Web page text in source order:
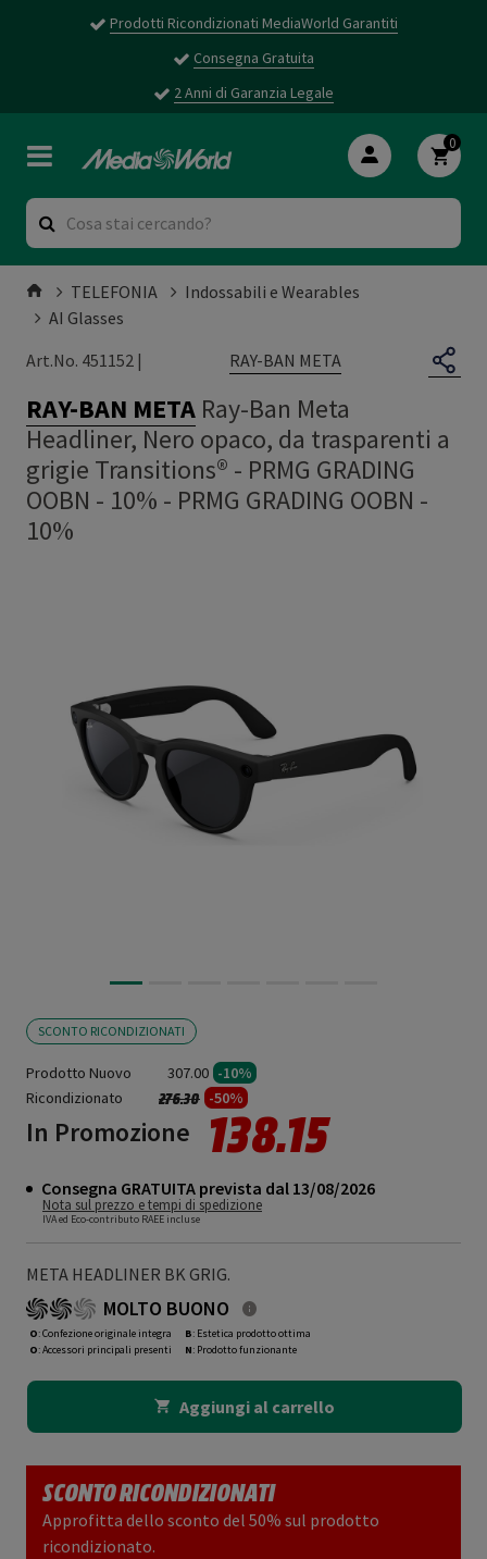
Prodotti Ricondizionati MediaWorld Garantiti
Consegna Gratuita
2 Anni di Garanzia Legale
0
TELEFONIA
Indossabili e Wearables
AI Glasses
Art.No. 451152 |
RAY-BAN META
RAY-BAN META Ray-Ban Meta
Headliner, Nero opaco, da trasparenti a
grigie Transitions® - PRMG GRADING
OOBN - 10% - PRMG GRADING OOBN -
10%
SCONTO RICONDIZIONATI
Prodotto Nuovo 307.00 -10%
Ricondizionato
Prezzo ridotto da
276.30a -50%
In Promozione 138.15
Consegna GRATUITA prevista dal 13/08/2026
Nota sul prezzo e tempi di spedizione
IVA ed Eco-contributo RAEE incluse
META HEADLINER BK GRIG.
MOLTO BUONO
O: Confezione originale integra
O: Accessori principali presenti
B: Estetica prodotto ottima
N: Prodotto funzionante
Aggiungi al carrello
SCONTO RICONDIZIONATI
Approfitta dello sconto del 50% sul prodotto
ricondizionato.